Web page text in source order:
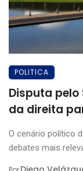
POLITICA
Disputa pelo
da direita
O cenário político
debates mais